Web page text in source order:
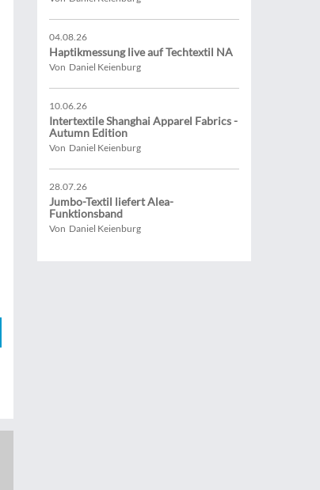
04.08.26
Haptikmessung live auf Techtextil NA
Von Daniel Keienburg
10.06.26
Intertextile Shanghai Apparel Fabrics -
Autumn Edition
Von Daniel Keienburg
28.07.26
Jumbo-Textil liefert Alea-
Funktionsband
Von Daniel Keienburg